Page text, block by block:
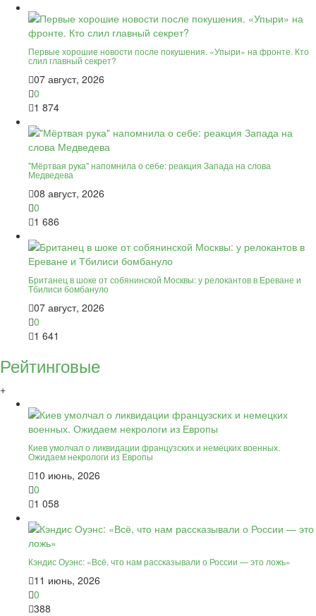
Первые хорошие новости после покушения. «Упыри» на фронте. Кто
слил главный секрет?
07 август, 2026
0
1 874
"Мёртвая рука" напомнила о себе: реакция Запада на слова
Медведева
08 август, 2026
0
1 686
Британец в шоке от собянинской Москвы: у релокантов в Ереване и
Тбилиси бомбануло
07 август, 2026
0
1 641
Рейтинговые
+
Киев умолчал о ликвидации французских и немецких военных.
Ожидаем некрологи из Европы
10 июнь, 2026
0
1 058
Кэндис Оуэнс: «Всё, что нам рассказывали о России — это ложь»
11 июнь, 2026
0
388